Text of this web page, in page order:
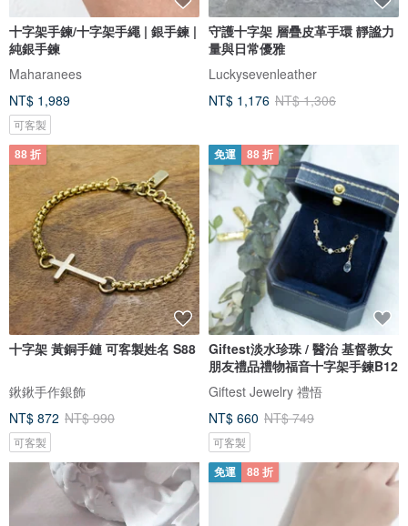
十字架手鍊/十字架手繩 | 銀手鍊 |
純銀手鍊
Maharanees
NT$ 1,989
可客製
守護十字架 層疊皮革手環 靜謐力
量與日常優雅
Luckysevenleather
NT$ 1,176 NT$ 1,306
88 折
十字架 黃銅手鏈 可客製姓名 S88
鍬鍬手作銀飾
NT$ 872 NT$ 990
可客製
免運 88 折
Giftest淡水珍珠 / 醫治 基督教女
朋友禮品禮物福音十字架手鍊B12
Giftest Jewelry 禮悟
NT$ 660 NT$ 749
可客製
免運 88 折